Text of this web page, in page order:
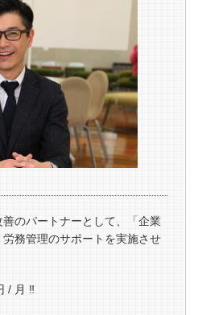
のパートナーとして、「企業
務管理のサポートを実施させ
/ 月 ‼